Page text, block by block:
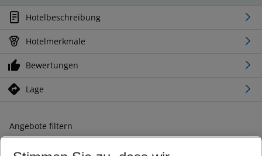
Hotelbeschreibung
Hotelmerkmale
Bewertungen
Lage
Angebote filtern
Ändern Sie Ihre Kriterien nach Ihren Wünschen